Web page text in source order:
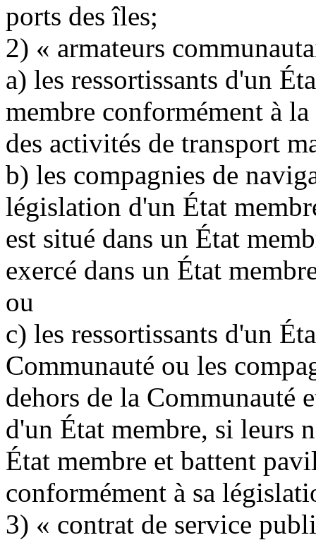
ports des îles;
2) « armateurs
a) les ressortissants d'un
membre conformément à
des activités de transport
b) les compagnies de
législation d'un État
est situé dans un État
exercé dans un État
ou
c) les ressortissants d'un
Communauté ou les
dehors de la Communauté
d'un État membre, si leurs
État membre et battent
conformément à sa
3) « contrat de service